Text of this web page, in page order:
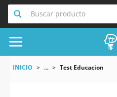
Buscar producto
INICIO ... Test Educacion